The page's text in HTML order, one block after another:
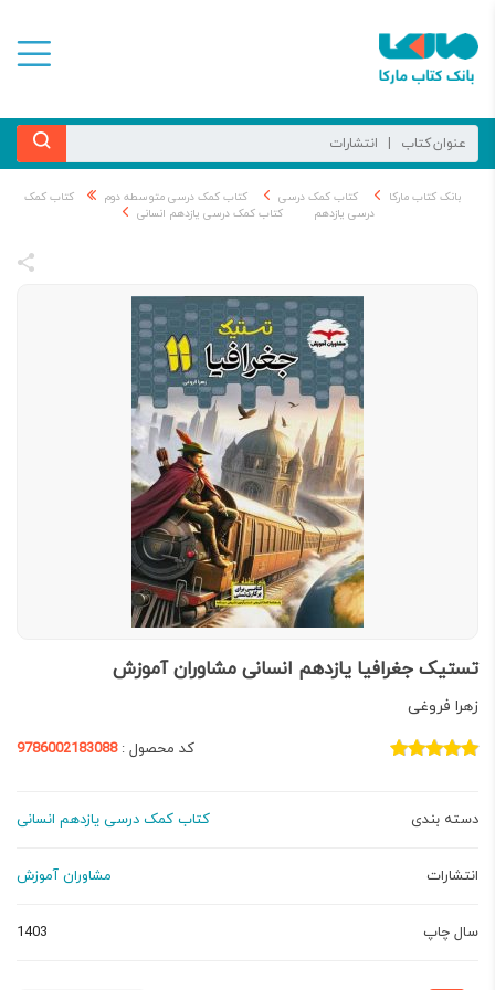
بانک کتاب مارکا کتاب کمک درسی کتاب کمک درسی متوسطه دوم
کتاب کمک
درسی یازدهم
کتاب کمک درسی یازدهم انسانی
تستیک جغرافیا یازدهم انسانی مشاوران آموزش
زهرا فروغی
کد محصول :9786002183088
دسته بندی کتاب کمک درسی یازدهم انسانی
انتشارات مشاوران آموزش
سال چاپ 1403